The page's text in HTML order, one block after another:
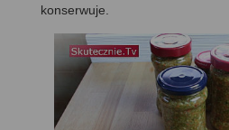
konserwuje.